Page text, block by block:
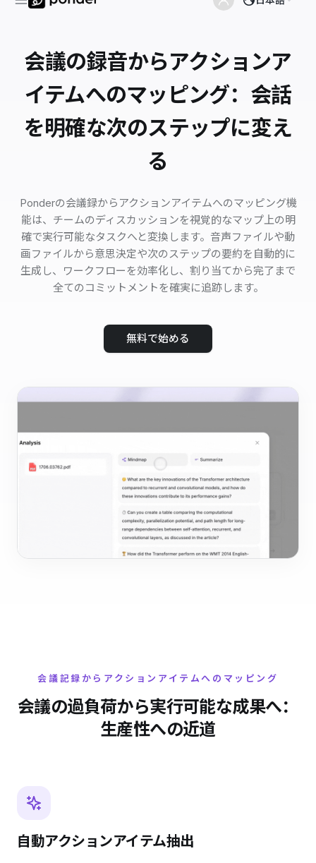
会議の録音からアクションア
イテムへのマッピング：会話
を明確な次のステップに変え
る
Ponderの会議録からアクションアイテムへのマッピング機
能は、チームのディスカッションを視覚的なマップ上の明
確で実行可能なタスクへと変換します。音声ファイルや動
画ファイルから意思決定や次のステップの要約を自動的に
生成し、ワークフローを効率化し、割り当てから完了まで
全てのコミットメントを確実に追跡します。
無料で始める
会議記録からアクションアイテムへのマッピング
会議の過負荷から実行可能な成果へ：
生産性への近道
自動アクションアイテム抽出